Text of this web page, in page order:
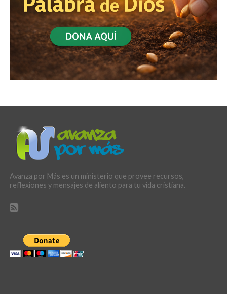
Avanza por Más es un ministerio que provee recursos,
reflexiones y mensajes de aliento para tu vida cristiana.